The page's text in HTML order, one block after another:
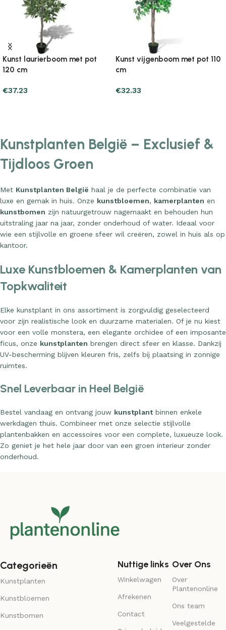
Kunst laurierboom met pot
120 cm
€37.23
Kunst vijgenboom met pot 110
cm
€32.33
Kunstplanten België – Exclusief &
Tijdloos Groen
Met Kunstplanten België haal je de perfecte combinatie van
luxe en gemak in huis. Onze kunstbloemen, kamerplanten en
kunstbomen zijn natuurgetrouw nagemaakt en behouden hun
uitstraling jaar na jaar, zonder onderhoud of water. Ideaal voor
wie een stijlvolle en groene sfeer wil creëren, zowel in huis als op
kantoor.
Luxe Kunstbloemen & Kamerplanten van
Topkwaliteit
Elke kunstplant in ons assortiment is zorgvuldig geselecteerd
voor zijn realistische look en duurzame materialen. Of je nu kiest
voor een volle monstera, een elegante orchidee of een imposante
ficus, onze kunstplanten brengen direct sfeer en klasse. Dankzij
UV-bescherming blijven kleuren fris, zelfs bij plaatsing in zonnige
ruimtes.
Snel Leverbaar in Heel België
Bestel vandaag en ontvang jouw kunstplantbinnen enkele
werkdagen thuis. Combineer met onze selectie stijlvolle
plantenbakken en accessoires voor een complete, luxueuze look.
Zo geniet je het hele jaar door van een groen interieur zonder
onderhoud.
Categorieën
Kunstplanten
Kunstbloemen
Kunstbomen
Nuttige links
Winkelwagen
Afrekenen
Contact
Over Ons
Over
Plantenonline
Ons team
Veelgestelde